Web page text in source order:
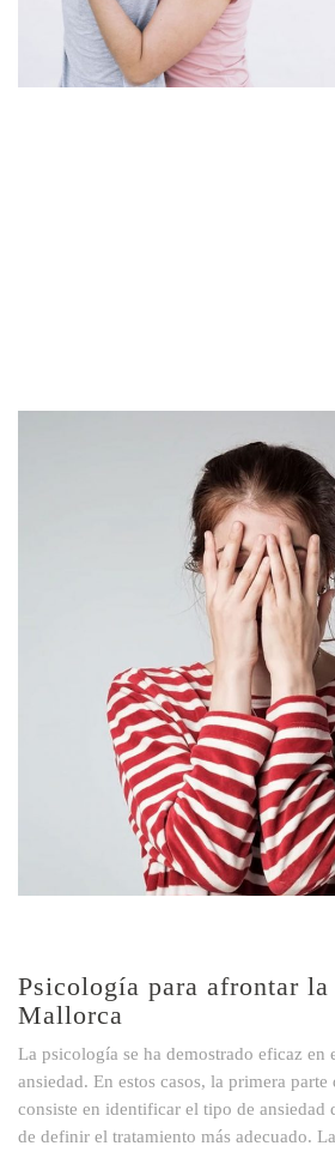
Psicología para afrontar la
Mallorca
La psicología se ha demostrado eficaz en
ansiedad. En estos casos, la primera
consiste en identificar el tipo de ansiedad
de definir el tratamiento más adecuado.